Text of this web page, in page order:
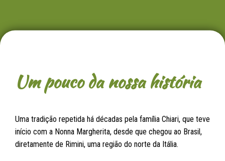
Um pouco da nossa história
Uma tradição repetida há décadas pela família Chiari, que teve
início com a Nonna Margherita, desde que chegou ao Brasil,
diretamente de Rimini, uma região do norte da Itália.